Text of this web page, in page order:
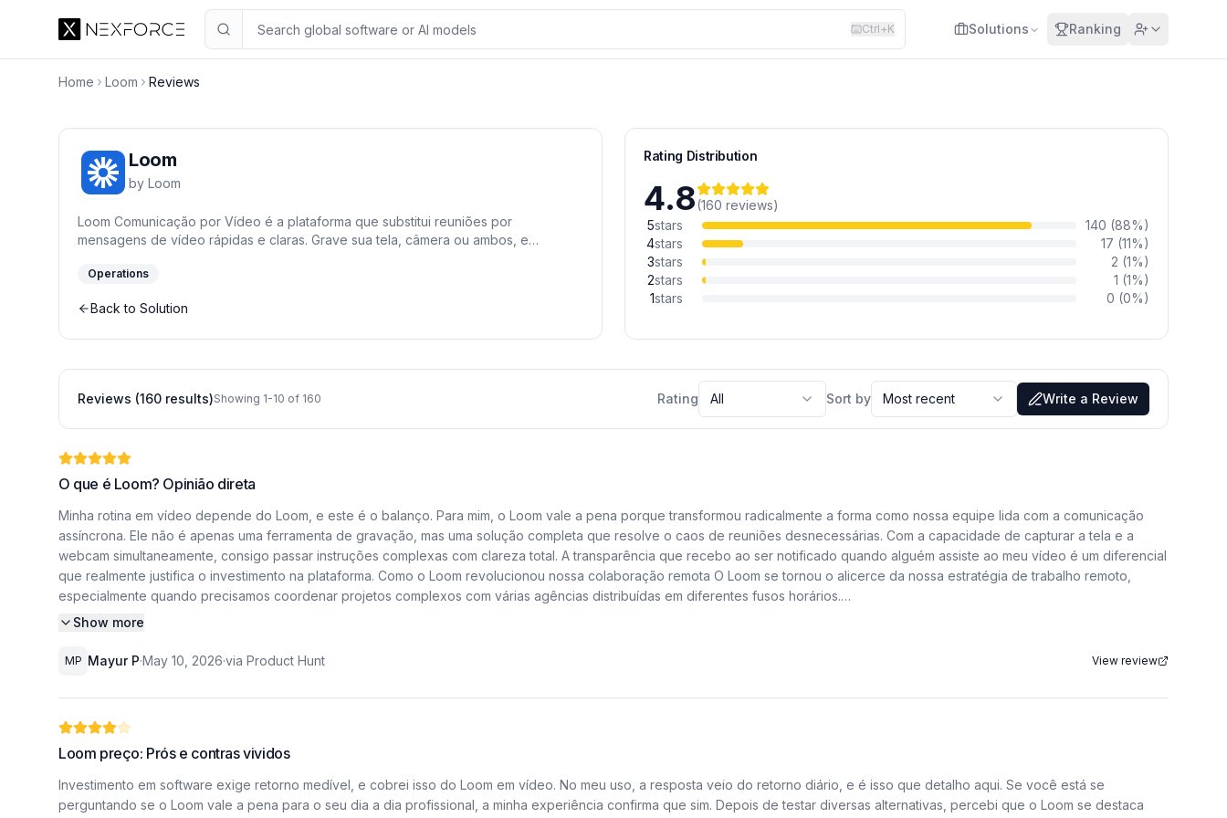
Ctrl+K Solutions Ranking
Home Loom Reviews
Loom
by Loom
Loom Comunicação por Vídeo é a plataforma que substitui reuniões por
mensagens de vídeo rápidas e claras. Grave sua tela, câmera ou ambos, e
resumos e capítulos automáticos, o Loom otimiza a colaboração para equipes
de trabalho.
Operations
Back to Solution
Rating Distribution
4.8(160 reviews)
5stars 140 (88%)
4stars 17 (11%)
3stars 2 (1%)
2stars 1 (1%)
1stars 0 (0%)
Reviews (160 results)Showing 1-10 of 160 Rating All Sort by Most recent Write a Review
O que é Loom? Opinião direta
Minha rotina em vídeo depende do Loom, e este é o balanço. Para mim, o Loom vale a pena porque transformou radicalmente a forma como nossa equipe lida com a comunicação
assíncrona. Ele não é apenas uma ferramenta de gravação, mas uma solução completa que resolve o caos de reuniões desnecessárias. Com a capacidade de capturar a tela e a
webcam simultaneamente, consigo passar instruções complexas com clareza total. A transparência que recebo ao ser notificado quando alguém assiste ao meu vídeo é um diferencial
que realmente justifica o investimento na plataforma. Como o Loom revolucionou nossa colaboração remota O Loom se tornou o alicerce da nossa estratégia de trabalho remoto,
especialmente quando precisamos coordenar projetos complexos com várias agências distribuídas em diferentes fusos horários.
chamadas por atualizações em vídeo curtas e objetivas. Isso permitiu que os membros das agências consumissem o conteúdo no seu próprio ritmo, sem a pressão de uma reunião ao
questão de segundos, tenho um link pronto para compartilhar.
Essa agilidade é essencial para manter o fluxo de trabalho sem interrupções. Além disso, a capacidade de editar os vídeos diretamente na plataforma é uma mão na roda. Posso
remover pequenos erros ou pausas desnecessárias sem precisar exportar o arquivo para um software de edição externo, o que economiza um tempo precioso do meu dia. A
interface intuitiva faz com que até os colaboradores menos técnicos consigam gravar tutoriais e demonstrações de alta qualidade rapidamente. Por que a transparência das
notificações do Loom é essencial O recurso de notificação de visualização é, sem dúvida, um dos meus favoritos e um motivo claro de por que considero que o Loom vale a pena.
Show more
MP Mayur P·May 10, 2026·via Product Hunt View review
Loom preço: Prós e contras vividos
Investimento em software exige retorno medível, e cobrei isso do Loom em vídeo. No meu uso, a resposta veio do retorno diário, e é isso que detalho aqui. Se você está se
perguntando se o Loom vale a pena para o seu dia a dia profissional, a minha experiência confirma que sim. Depois de testar diversas alternativas, percebi que o Loom se destaca